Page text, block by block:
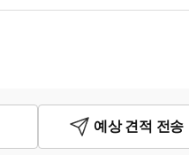
예상 견적 전송